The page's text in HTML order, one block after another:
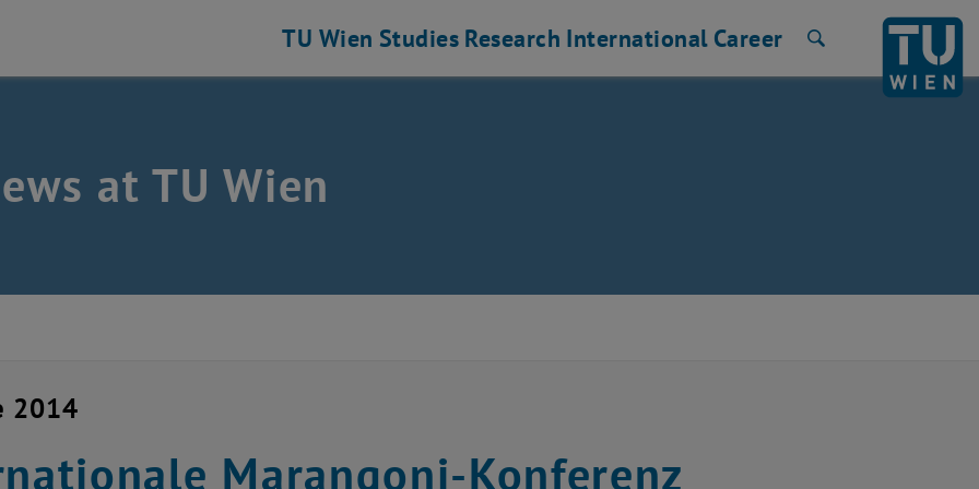
TU Wien Studies Research International Career
at TU Wien
2014
Marangoni-Konferenz